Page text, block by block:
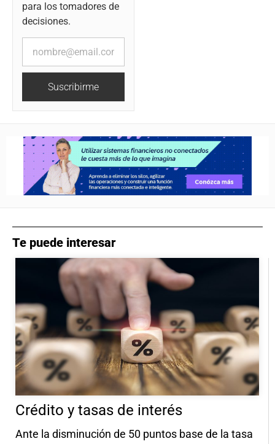
para los tomadores de
decisiones.
Suscribirme
Te puede interesar
Crédito y tasas de interés
Ante la disminución de 50 puntos base de la tasa